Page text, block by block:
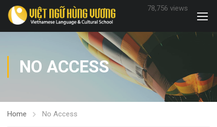
78,756 views
NO ACCESS
Home No Access